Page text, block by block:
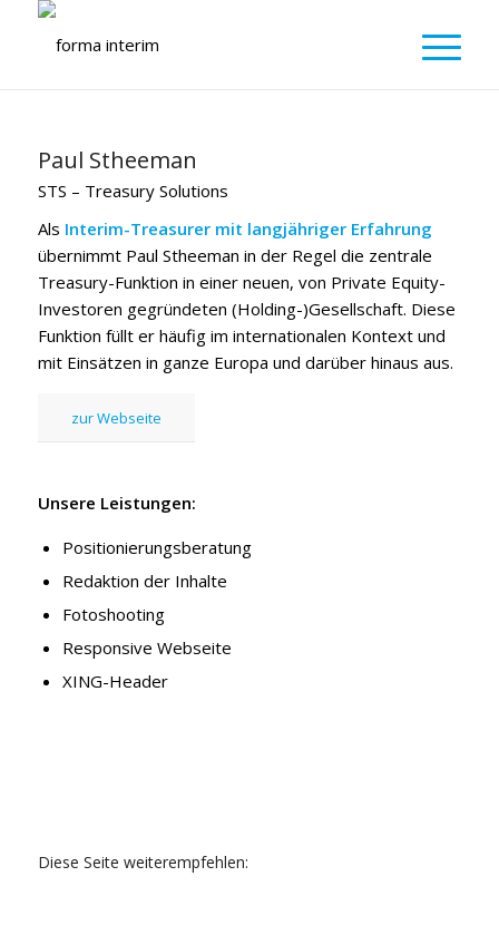
Paul Stheeman
STS – Treasury Solutions
Als Interim-Treasurer mit langjähriger Erfahrung
übernimmt Paul Stheeman in der Regel die zentrale
Treasury-Funktion in einer neuen, von Private Equity-
Investoren gegründeten (Holding-)Gesellschaft. Diese
Funktion füllt er häufig im internationalen Kontext und
mit Einsätzen in ganze Europa und darüber hinaus aus.
zur Webseite
Unsere Leistungen:
Positionierungsberatung
Redaktion der Inhalte
Fotoshooting
Responsive Webseite
XING-Header
Diese Seite weiterempfehlen: